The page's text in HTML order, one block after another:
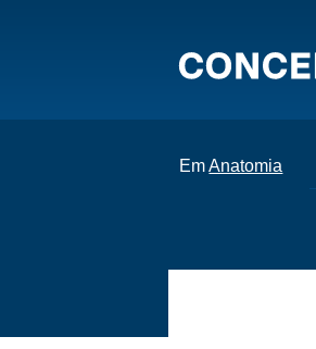
EmAnatomia